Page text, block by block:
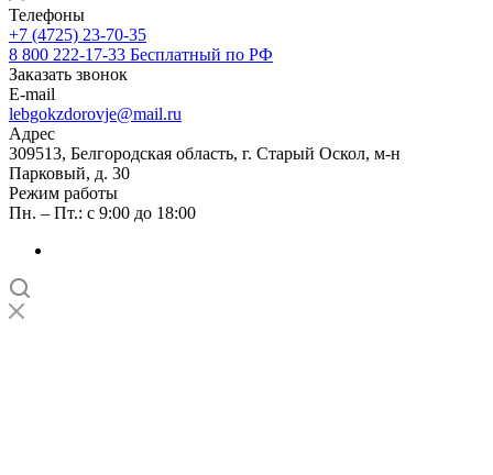
Телефоны
+7 (4725) 23-70-35
8 800 222-17-33 Бесплатный по РФ
Заказать звонок
E-mail
lebgokzdorovje@mail.ru
Адрес
309513, Белгородская область, г. Старый Оскол, м-н
Парковый, д. 30
Режим работы
Пн. – Пт.: с 9:00 до 18:00